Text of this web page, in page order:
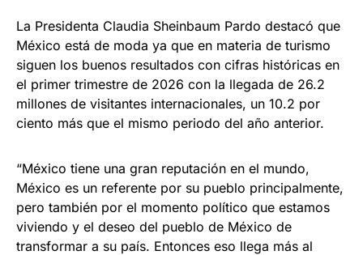
La Presidenta Claudia Sheinbaum Pardo destacó que
México está de moda ya que en materia de turismo
siguen los buenos resultados con cifras históricas en
el primer trimestre de 2026 con la llegada de 26.2
millones de visitantes internacionales, un 10.2 por
ciento más que el mismo periodo del año anterior.
“México tiene una gran reputación en el mundo,
México es un referente por su pueblo principalmente,
pero también por el momento político que estamos
viviendo y el deseo del pueblo de México de
transformar a su país. Entonces eso llega más al